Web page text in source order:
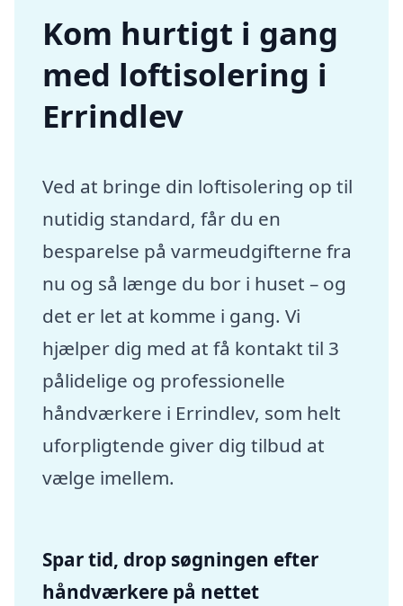
Kom hurtigt i gang
med loftisolering i
Errindlev
Ved at bringe din loftisolering op til
nutidig standard, får du en
besparelse på varmeudgifterne fra
nu og så længe du bor i huset – og
det er let at komme i gang. Vi
hjælper dig med at få kontakt til 3
pålidelige og professionelle
håndværkere i Errindlev, som helt
uforpligtende giver dig tilbud at
vælge imellem.
Spar tid, drop søgningen efter
håndværkere på nettet